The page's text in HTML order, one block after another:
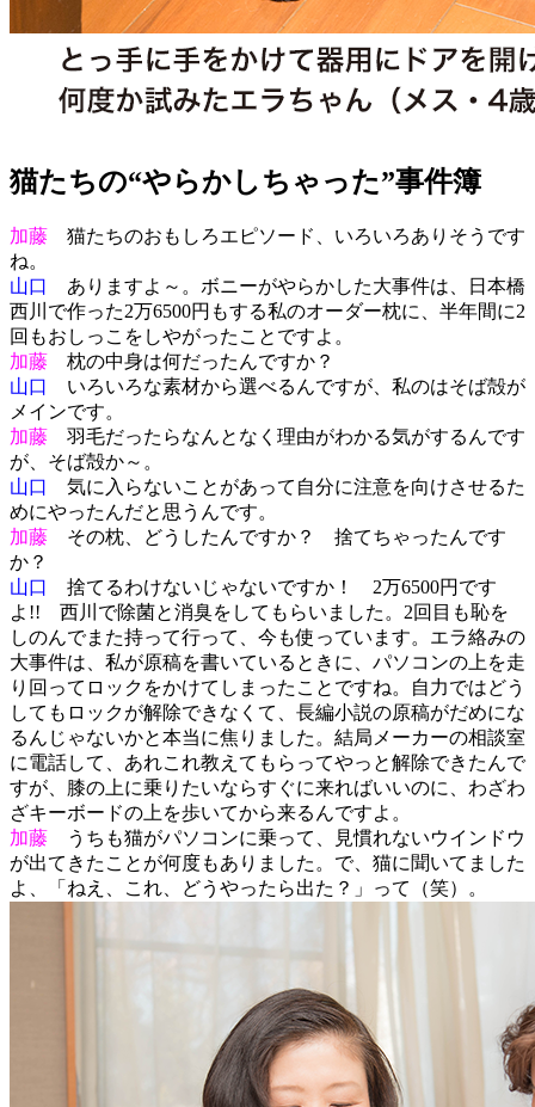
猫たちの“やらかしちゃった”事件簿
加藤 猫たちのおもしろエピソード、いろいろありそうです
ね。
山口
ありますよ～。ボニーがやらかした大事件は、日本橋
西川で作った2万6500円もする私のオーダー枕に、半年間に2
回もおしっこをしやがったことですよ。
加藤 枕の中身は何だったんですか？
山口
いろいろな素材から選べるんですが、私のはそば殻が
メインです。
加藤 羽毛だったらなんとなく理由がわかる気がするんです
が、そば殻か～。
山口
気に入らないことがあって自分に注意を向けさせるた
めにやったんだと思うんです。
加藤 その枕、どうしたんですか？ 捨てちゃったんです
か？
山口
捨てるわけないじゃないですか！ 2万6500円です
よ!! 西川で除菌と消臭をしてもらいました。2回目も恥を
しのんでまた持って行って、今も使っています。エラ絡みの
大事件は、私が原稿を書いているときに、パソコンの上を走
り回ってロックをかけてしまったことですね。自力ではどう
してもロックが解除できなくて、長編小説の原稿がだめにな
るんじゃないかと本当に焦りました。結局メーカーの相談室
に電話して、あれこれ教えてもらってやっと解除できたんで
すが、膝の上に乗りたいならすぐに来ればいいのに、わざわ
ざキーボードの上を歩いてから来るんですよ。
加藤 うちも猫がパソコンに乗って、見慣れないウインドウ
が出てきたことが何度もありました。で、猫に聞いてました
よ、「ねえ、これ、どうやったら出た？」って（笑）。